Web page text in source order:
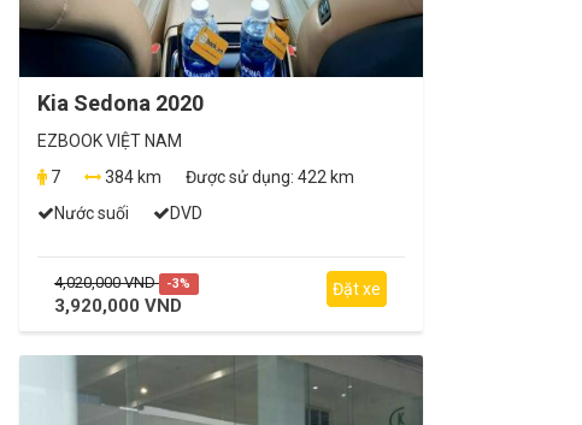
Kia Sedona 2020
EZBOOK VIỆT NAM
7
384 km Được sử dụng: 422 km
Nước suối
DVD
4,020,000 VND -3%
3,920,000 VND
Đặt xe